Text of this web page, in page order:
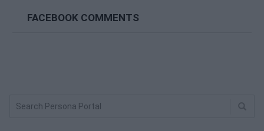
FACEBOOK COMMENTS